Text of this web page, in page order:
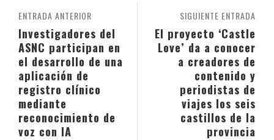
SIGUIENTE ENTRADA
El proyecto ‘Castle
Love’ da a conocer
a creadores de
contenido y
periodistas de
viajes los seis
castillos de la
provincia
ENTRADA ANTERIOR
Investigadores del
ASNC participan en
el desarrollo de una
aplicación de
registro clínico
mediante
reconocimiento de
voz con IA